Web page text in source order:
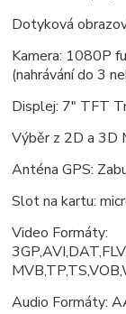
Dotyková
Kamera: 1080P
(nahrávání do 3
Displej: 7" TFT
Výběr z 2D a 3D
Anténa GPS:
Slot na kartu:
Video Formáty:
Audio Formáty: